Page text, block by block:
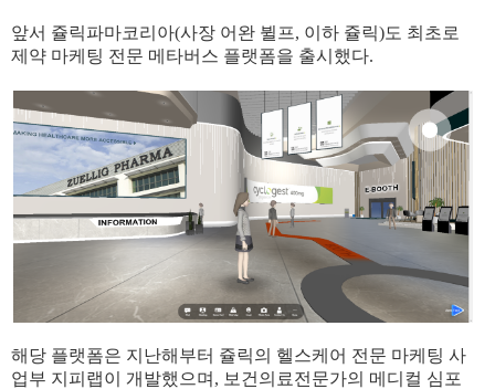
앞서 쥴릭파마코리아(사장 어완 뷜프, 이하 쥴릭)도 최초로
제약 마케팅 전문 메타버스 플랫폼을 출시했다.
해당 플랫폼은 지난해부터 쥴릭의 헬스케어 전문 마케팅 사
업부 지피랩이 개발했으며, 보건의료전문가의 메디컬 심포